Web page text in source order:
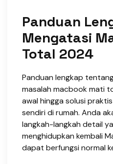
Panduan
Mengatasi
Total 2024
Panduan lengkap
masalah macbook mati
awal hingga solusi
sendiri di rumah. Anda
langkah-langkah detail
menghidupkan kembali
dapat berfungsi normal